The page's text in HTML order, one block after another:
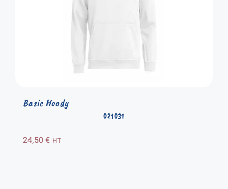
021031
Basic Hoody
24,50€ HT